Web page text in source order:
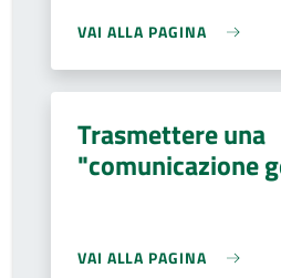
VAI ALLA PAGINA
Trasmettere una
"comunicazione
VAI ALLA PAGINA